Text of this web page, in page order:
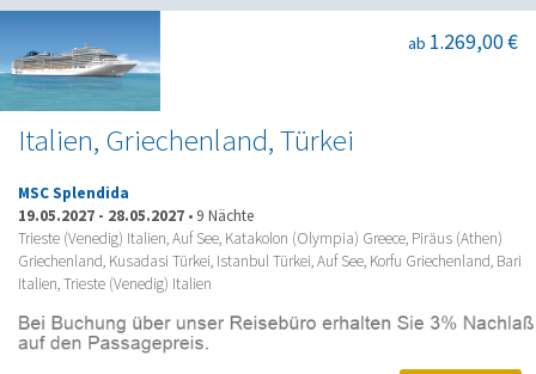
Italien, Griechenland, Türkei
ab 1.269,00 €
MSC Splendida
19.05.2027 - 28.05.2027 • 9 Nächte
Trieste (Venedig) Italien, Auf See, Katakolon (Olympia) Greece, Piräus (Athen)
Griechenland, Kusadasi Türkei, Istanbul Türkei, Auf See, Korfu Griechenland, Bari
Italien, Trieste (Venedig) Italien